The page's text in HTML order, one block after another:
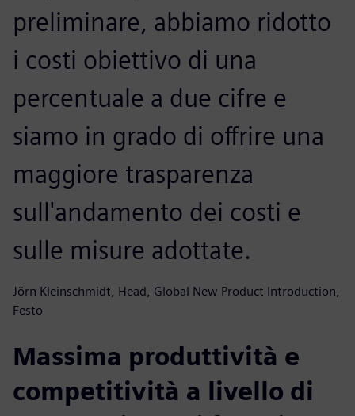
preliminare, abbiamo ridotto
i costi obiettivo di una
percentuale a due cifre e
siamo in grado di offrire una
maggiore trasparenza
sull'andamento dei costi e
sulle misure adottate.
Jörn Kleinschmidt, Head, Global New Product Introduction,
Festo
Massima produttività e
competitività a livello di